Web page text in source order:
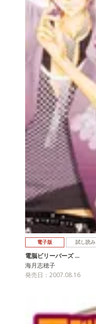
電子版 試し読み
電脳ビリーバーズ …
海月志穂子
発売日：2007.08.16